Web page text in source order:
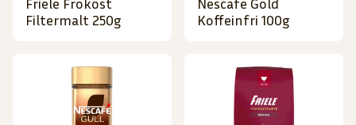
Friele Frokost
Filtermalt 250g
Nescafe Gold
Koffeinfri 100g